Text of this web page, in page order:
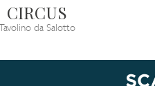
CIRCUS
Tavolino da Salotto